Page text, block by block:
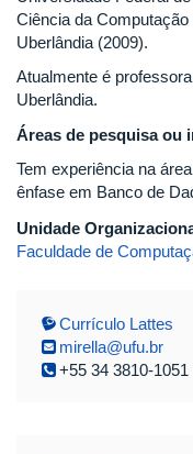
Ciência da
Uberlândia (2009).
Atualmente é
Uberlândia.
Áreas de pesquisa ou
Tem experiência na
ênfase em Banco de
Unidade
Faculdade de
Currículo Lattes
mirella@ufu.br
+55 34 3810-1051